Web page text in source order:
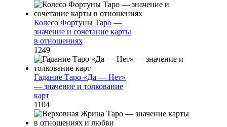
Колесо Фортуны Таро —
значение и сочетание карты
в отношениях
1249
Гадание Таро «Да — Нет»
— значение и толкование
карт
1104